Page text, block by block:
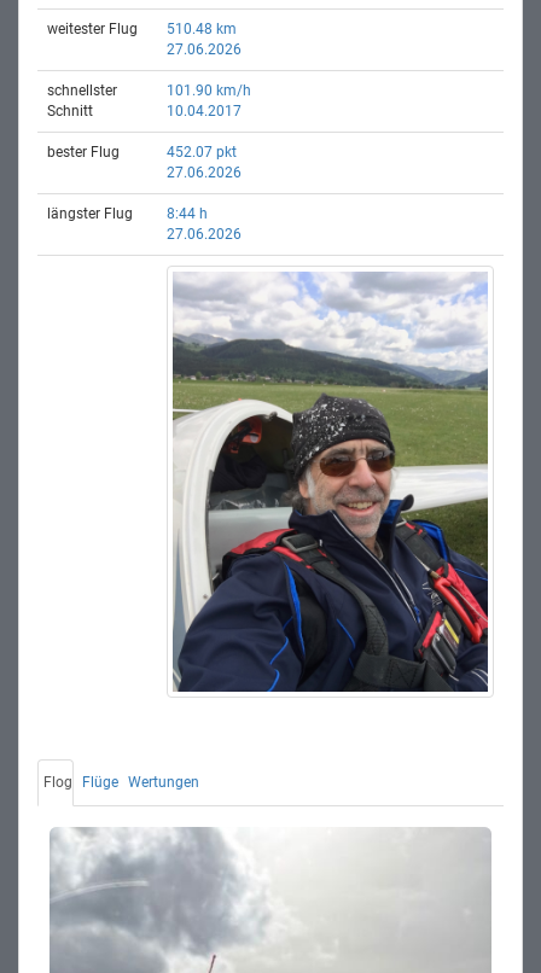
weitester Flug
510.48 km
27.06.2026
schnellster
Schnitt
101.90 km/h
10.04.2017
bester Flug
452.07 pkt
27.06.2026
längster Flug
8:44 h
27.06.2026
Flog Flüge Wertungen